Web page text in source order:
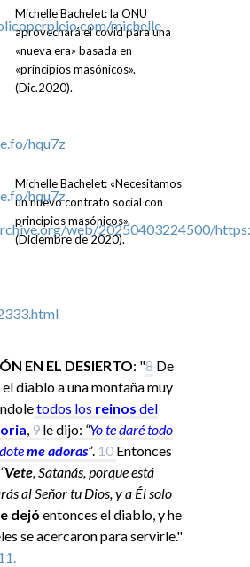
Michelle Bachelet: la ONU
aprovechará el covid para una
«nueva era» basada en
«principios masónicos».
(Dic.2020).
Michelle Bachelet: «Necesitamos
un nuevo contrato social con
principios masónicos».
(Diciembre de 2020).
EN EL DESIERTO: "8 De
diablo a una montaña muy
todos los reinos del
, 9 le dijo: “Yote daré todo
me adoras”. 10 Entonces
“Vete, Satanás, porque está
al Señor tu Dios, y a Él solo
dejó entonces el diablo, y he
se acercaron para servirle."